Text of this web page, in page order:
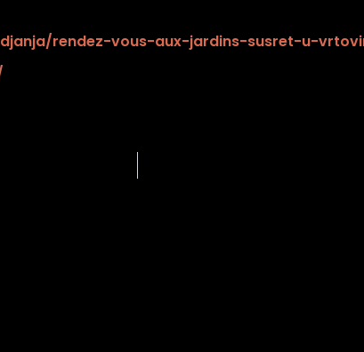
rendez-vous-aux-jardins-susret-u-